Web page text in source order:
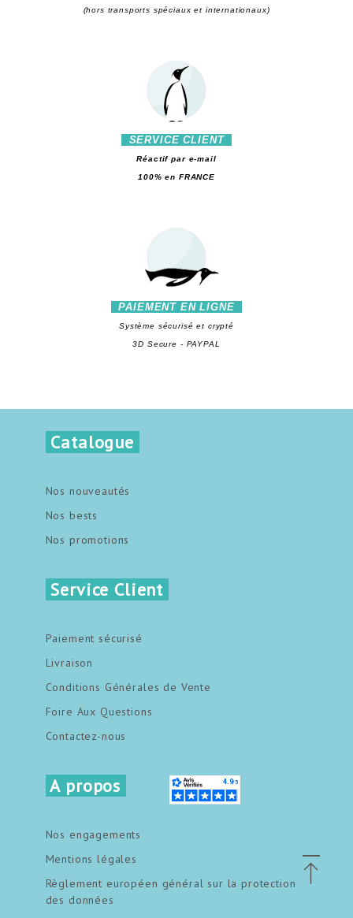
(hors transports spéciaux et internationaux)
SERVICE CLIENT
Réactif par e-mail
100% en FRANCE
PAIEMENT EN LIGNE
Système sécurisé et crypté
3D Secure - PAYPAL
Catalogue
Nos nouveautés
Nos bests
Nos promotions
Service Client
Paiement sécurisé
Livraison
Conditions Générales de Vente
Foire Aux Questions
Contactez-nous
A propos
Nos engagements
Mentions légales
Règlement européen général sur la protection
des données